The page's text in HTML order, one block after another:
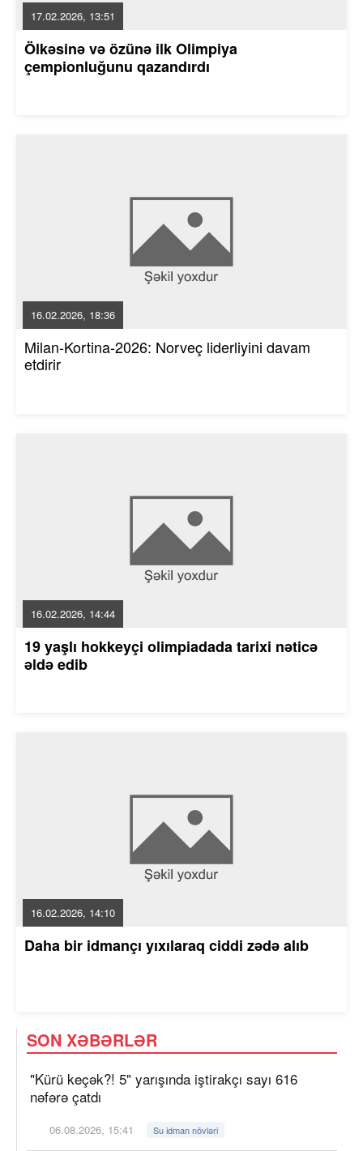
17.02.2026, 13:51
Ölkəsinə və özünə ilk Olimpiya
çempionluğunu qazandırdı
16.02.2026, 18:36
Milan-Kortina-2026: Norveç liderliyini davam
etdirir
16.02.2026, 14:44
19 yaşlı hokkeyçi olimpiadada tarixi nəticə
əldə edib
16.02.2026, 14:10
Daha bir idmançı yıxılaraq ciddi zədə alıb
SON XƏBƏRLƏR
"Kürü keçək?! 5" yarışında iştirakçı sayı 616
nəfərə çatdı
06.08.2026, 15:41 Su idman növləri